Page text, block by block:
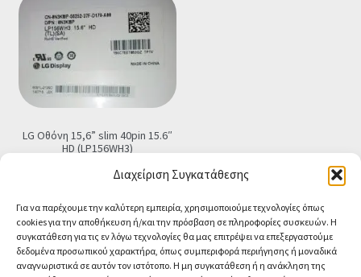
Διαχείριση Συγκατάθεσης
Για να παρέχουμε την καλύτερη εμπειρία, χρησιμοποιούμε τεχνολογίες όπως
cookies για την αποθήκευση ή/και την πρόσβαση σε πληροφορίες συσκευών. Η
συγκατάθεση για τις εν λόγω τεχνολογίες θα μας επιτρέψει να επεξεργαστούμε
δεδομένα προσωπικού χαρακτήρα, όπως συμπεριφορά περιήγησης ή μοναδικά
αναγνωριστικά σε αυτόν τον ιστότοπο. Η μη συγκατάθεση ή η ανάκληση της
€29.90.
LG Οθόνη 15,6” slim 40pin 15.6″
HD (LP156WH3)
Τελική τιμή
Προσθήκη στο καλάθι